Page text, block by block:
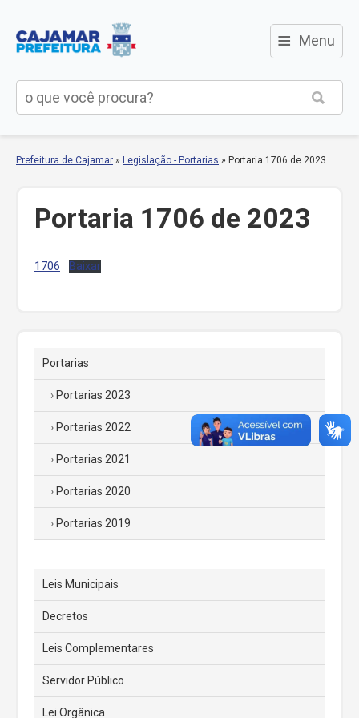
≡ Menu
Prefeitura de Cajamar » Legislação - Portarias » Portaria 1706 de 2023
Portaria 1706 de 2023
1706 Baixar
Portarias
Portarias 2023
Portarias 2022
Portarias 2021
Portarias 2020
Portarias 2019
Leis Municipais
Decretos
Leis Complementares
Servidor Público
Lei Orgânica